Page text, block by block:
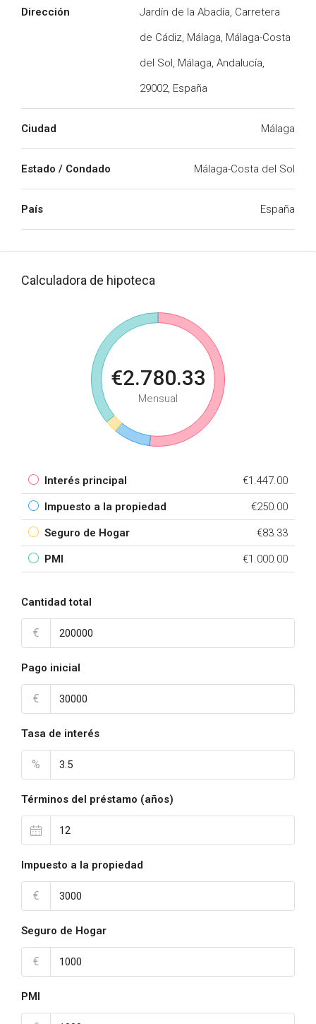
Dirección
Jardín de la Abadía, Carretera
de Cádiz, Málaga, Málaga-Costa
del Sol, Málaga, Andalucía,
29002, España
Ciudad Málaga
Estado / Condado Málaga-Costa del Sol
País España
Calculadora de hipoteca
€2.780.33
Mensual
Interés principal €1.447.00
Impuesto a la propiedad €250.00
Seguro de Hogar €83.33
PMI €1.000.00
Cantidad total
€
Pago inicial
€
Tasa de interés
%
Términos del préstamo (años)
Impuesto a la propiedad
€
Seguro de Hogar
€
PMI